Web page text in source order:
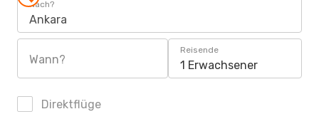
Nach?
Ankara
Wann?
Reisende
1 Erwachsener
Direktflüge